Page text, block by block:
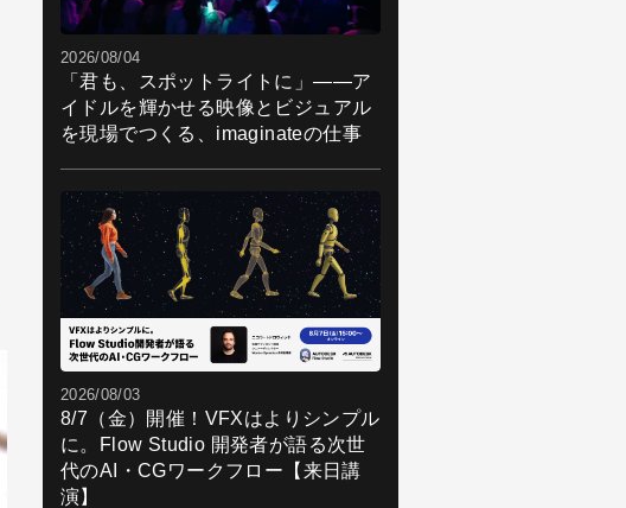
2026/08/04
「君も、スポットライトに」――ア
イドルを輝かせる映像とビジュアル
を現場でつくる、imaginateの仕事
2026/08/03
8/7（金）開催！VFXはよりシンプル
に。Flow Studio 開発者が語る次世
代のAI・CGワークフロー【来日講
演】